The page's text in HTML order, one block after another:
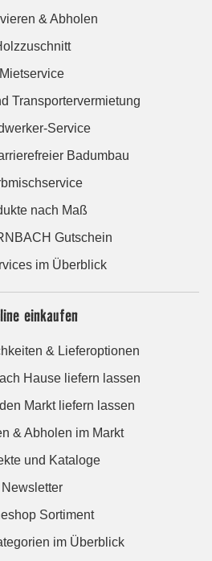
& Abholen
Mietservice
Transportervermietung
Service
Badumbau
nach Maß
Gutschein
im Überblick
einkaufen
& Lieferoptionen
Hause liefern lassen
Markt liefern lassen
& Abholen im Markt
und Kataloge
Newsletter
Sortiment
im Überblick